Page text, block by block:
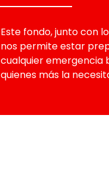
Este fondo, junto con
nos permite estar
cualquier emergencia
quienes más la